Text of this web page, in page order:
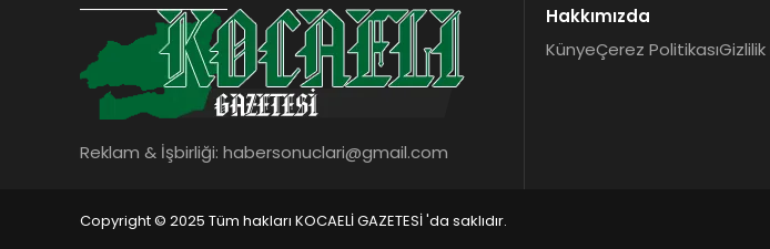
Reklam & İşbirliği: habersonuclari@gmail.com
Hakkımızda
KünyeÇerez Politikası
Copyright © 2025 Tüm hakları KOCAELİ GAZETESİ 'da saklıdır.